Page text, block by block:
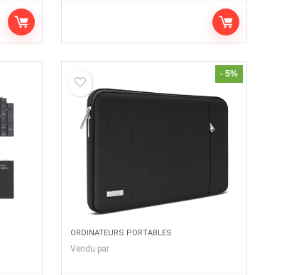
- 5%
ORDINATEURS PORTABLES
Vendu par